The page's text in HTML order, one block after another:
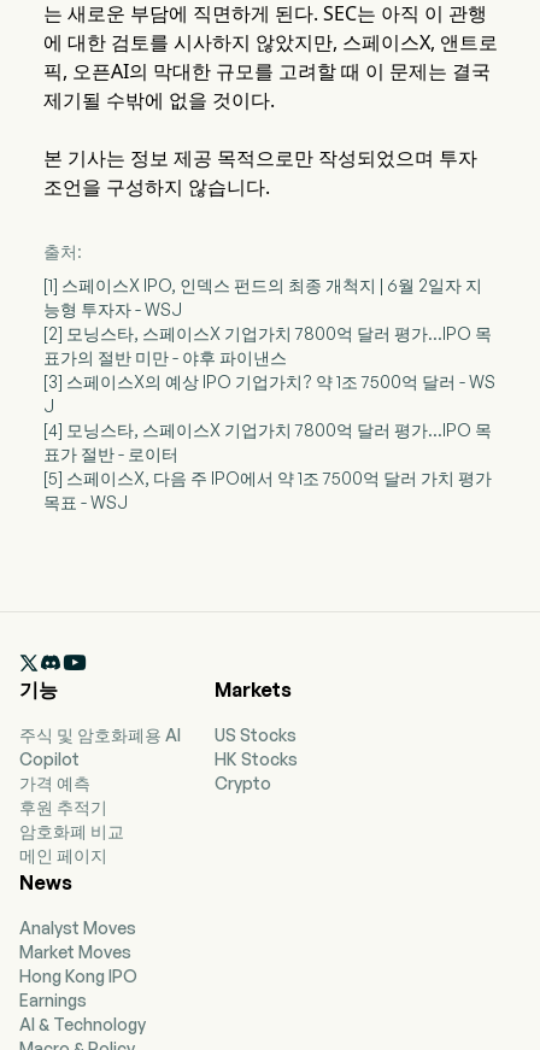
는 새로운 부담에 직면하게 된다. SEC는 아직 이 관행
에 대한 검토를 시사하지 않았지만, 스페이스X, 앤트로
픽, 오픈AI의 막대한 규모를 고려할 때 이 문제는 결국
제기될 수밖에 없을 것이다.
본 기사는 정보 제공 목적으로만 작성되었으며 투자
조언을 구성하지 않습니다.
출처:
[1] 스페이스X IPO, 인덱스 펀드의 최종 개척지 | 6월 2일자 지
능형 투자자 - WSJ
[2] 모닝스타, 스페이스X 기업가치 7800억 달러 평가…IPO 목
표가의 절반 미만 - 야후 파이낸스
[3] 스페이스X의 예상 IPO 기업가치? 약 1조 7500억 달러 - WS
J
[4] 모닝스타, 스페이스X 기업가치 7800억 달러 평가…IPO 목
표가 절반 - 로이터
[5] 스페이스X, 다음 주 IPO에서 약 1조 7500억 달러 가치 평가
목표 - WSJ

기능
주식 및 암호화폐용 AI
Copilot
가격 예측
후원 추적기
암호화폐 비교
메인 페이지
Markets
US Stocks
HK Stocks
Crypto
News
Analyst Moves
Market Moves
Hong Kong IPO
Earnings
AI & Technology